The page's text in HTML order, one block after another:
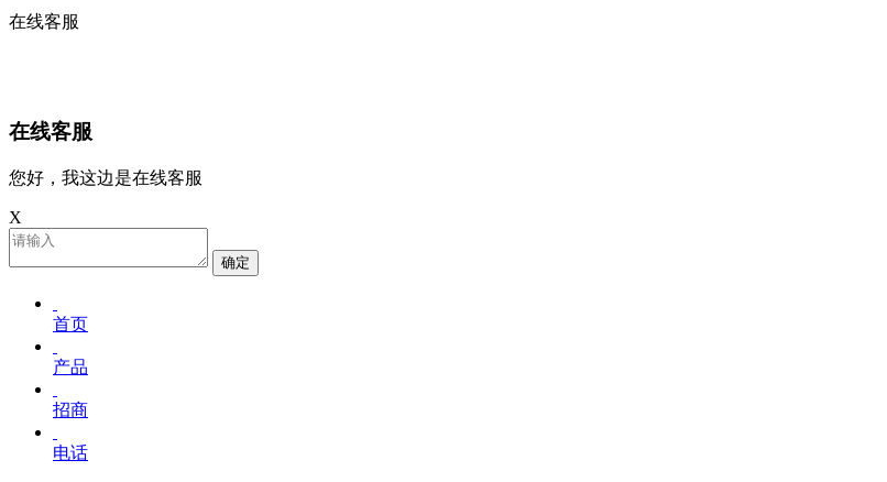
在线客服
在线客服
您好，我这边是在线客服
X
确定
首页
产品
招商
电话